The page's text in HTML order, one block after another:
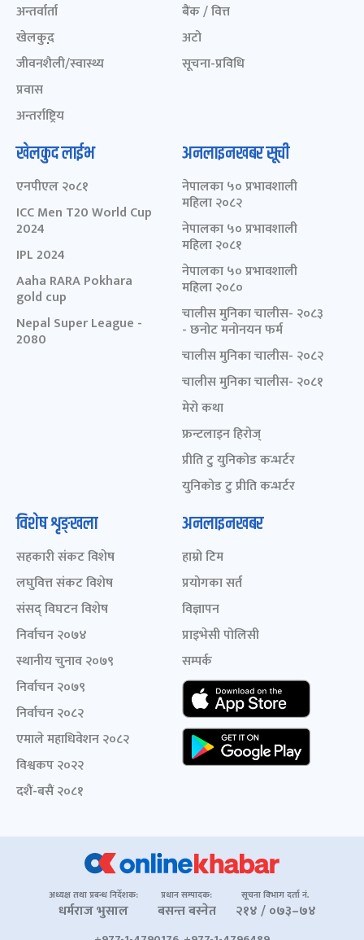
अन्तर्वार्ता
खेलकुद़़
जीवनशैली/स्वास्थ्य
प्रवास
अन्तर्राष्ट्रिय
बैंक / वित्त
अटो
सूचना-प्रविधि
खेलकुद लाईभ
एनपीएल २०८१
ICC Men T20 World Cup
2024
IPL 2024
Aaha RARA Pokhara
gold cup
Nepal Super League -
2080
अनलाइनखबर सूची
नेपालका ५० प्रभावशाली
महिला २०८२
नेपालका ५० प्रभावशाली
महिला २०८१
नेपालका ५० प्रभावशाली
महिला २०८०
चालीस मुनिका चालीस- २०८३
- छनोट मनोनयन फर्म
चालीस मुनिका चालीस- २०८२
चालीस मुनिका चालीस- २०८१
मेरो कथा
फ्रन्टलाइन हिरोज्
प्रीति टु युनिकोड कन्भर्टर
युनिकोड टु प्रीति कन्भर्टर
विशेष शृङ्खला
सहकारी संकट विशेष
लघुवित्त संकट विशेष
संसद् विघटन विशेष
निर्वाचन २०७४
स्थानीय चुनाव २०७९
निर्वाचन २०७९
निर्वाचन २०८२
एमाले महाधिवेशन २०८२
विश्वकप २०२२
दशैं-बसैं २०८१
अनलाइनखबर
हाम्रो टिम
प्रयोगका सर्त
विज्ञापन
प्राइभेसी पोलिसी
सम्पर्क
अध्यक्ष तथा प्रबन्ध निर्देशक:
धर्मराज भुसाल
प्रधान सम्पादक:
बसन्त बस्नेत
सूचना विभाग दर्ता नं.
२१४ / ०७३–७४